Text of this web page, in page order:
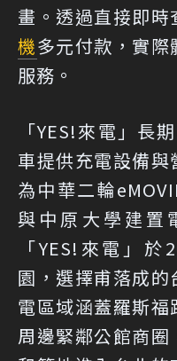
畫。透過直接即
機多元付款，實
服務。
「YES!來電」長
車提供充電設備
為中華二輪
與中原大學建置
「YES!來電」
園，選擇甫落成
電區域涵蓋羅斯福
周邊緊鄰公館商